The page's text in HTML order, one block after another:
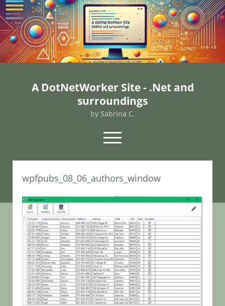
A DotNetWorker Site - .Net and
surroundings
by Sabrina C.
open
menu
twitterfacebook
email-form
Contatto
wpfpubs_08_06_authors_window